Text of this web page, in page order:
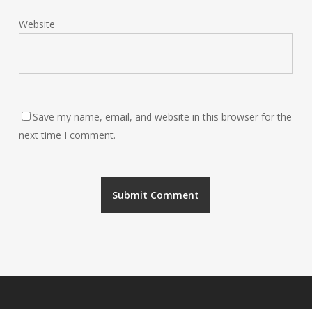
Website
Save my name, email, and website in this browser for the
next time I comment.